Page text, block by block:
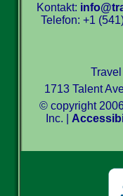
Kontakt:
Telefon: +1
1713 Talent
© copyright
Inc. |